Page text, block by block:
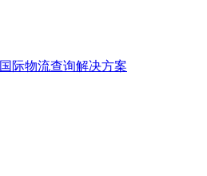
国际物流查询解决方案